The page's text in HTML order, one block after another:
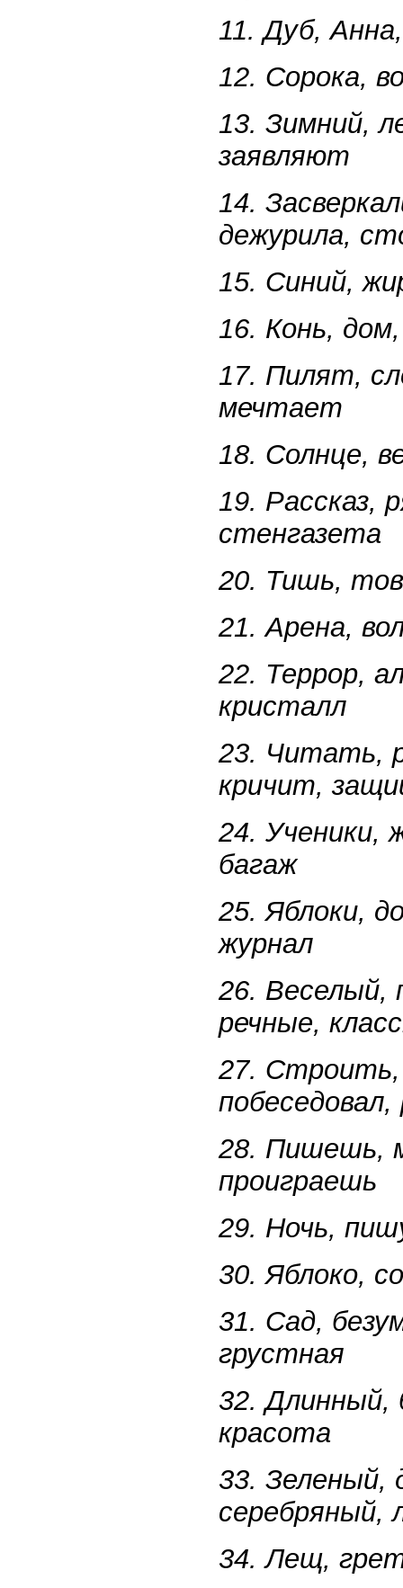
11. Дуб,
12. Сорока,
13. Зимний,
заявляют
14.
дежурила,
15. Синий,
16. Конь,
17. Пилят,
мечтает
18. Солнце,
19. Рассказ,
стенгазета
20. Тишь,
21. Арена,
22. Террор,
кристалл
23. Читать,
кричит,
24. Ученики,
багаж
25. Яблоки,
журнал
26. Веселый,
речные,
27.
28. Пишешь,
проиграешь
29. Ночь,
30. Яблоко,
31. Сад,
грустная
32. Длинный,
красота
33. Зеленый,
серебряный,
34. Лещ,